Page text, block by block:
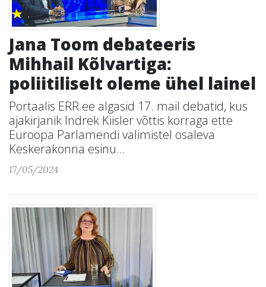
Jana Toom debateeris
Mihhail Kõlvartiga:
poliitiliselt oleme ühel lainel
Portaalis ERR.ee algasid 17. mail debatid, kus
ajakirjanik Indrek Kiisler võttis korraga ette
Euroopa Parlamendi valimistel osaleva
Keskerakonna esinu...
17/05/2024